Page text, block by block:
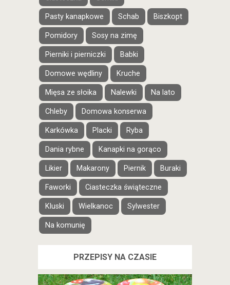
Pasty kanapkowe Schab Biszkopt
Pomidory Sosy na zimę
Pierniki i pierniczki Babki
Domowe wędliny Kruche
Mięsa ze słoika Nalewki Na lato
Chleby Domowa konserwa
Karkówka Placki Ryba
Dania rybne Kanapki na gorąco
Likier Makarony Piernik Buraki
Faworki Ciasteczka świąteczne
Kluski Wielkanoc Sylwester
Na komunię
PRZEPISY NA CZASIE